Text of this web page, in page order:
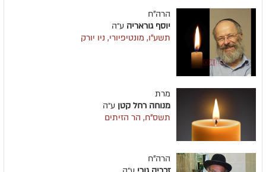
הרה"ח
יוסף גוראריה ע״ה
תשע"ו, מונטיפיורי, ניו יורק
מרת
מנוחה רחל קטן ע״ה
תשס"ח, הר הזיתים
הרה"ח